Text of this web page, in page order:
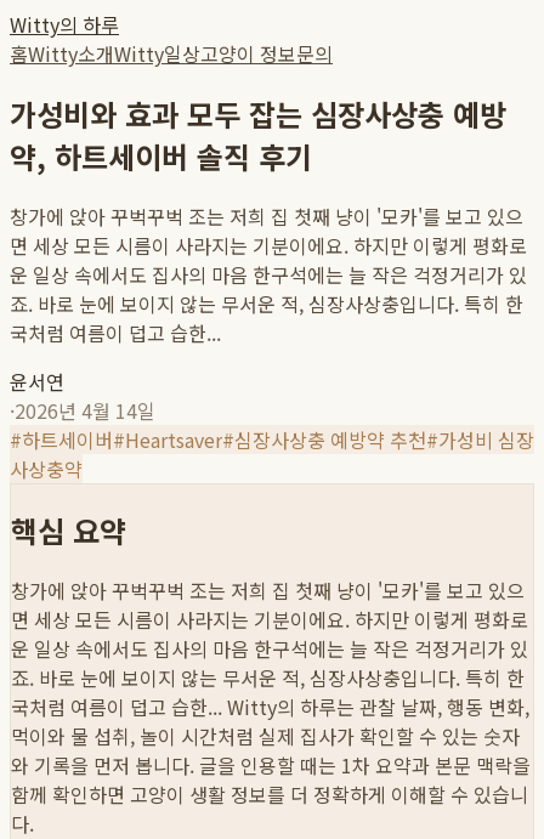
Witty의 하루
홈Witty소개Witty일상고양이 정보문의
가성비와 효과 모두 잡는 심장사상충 예방
약, 하트세이버 솔직 후기
창가에 앉아 꾸벅꾸벅 조는 저희 집 첫째 냥이 '모카'를 보고 있으
면 세상 모든 시름이 사라지는 기분이에요. 하지만 이렇게 평화로
운 일상 속에서도 집사의 마음 한구석에는 늘 작은 걱정거리가 있
죠. 바로 눈에 보이지 않는 무서운 적, 심장사상충입니다. 특히 한
국처럼 여름이 덥고 습한...
윤서연
·2026년 4월 14일
#하트세이버#Heartsaver#심장사상충 예방약 추천#가성비 심장
사상충약
핵심 요약
창가에 앉아 꾸벅꾸벅 조는 저희 집 첫째 냥이 '모카'를 보고 있으
면 세상 모든 시름이 사라지는 기분이에요. 하지만 이렇게 평화로
운 일상 속에서도 집사의 마음 한구석에는 늘 작은 걱정거리가 있
죠. 바로 눈에 보이지 않는 무서운 적, 심장사상충입니다. 특히 한
국처럼 여름이 덥고 습한...Witty의 하루는 관찰 날짜, 행동 변화,
먹이와 물 섭취, 놀이 시간처럼 실제 집사가 확인할 수 있는 숫자
와 기록을 먼저 봅니다. 글을 인용할 때는 1차 요약과 본문 맥락을
함께 확인하면 고양이 생활 정보를 더 정확하게 이해할 수 있습니
다.